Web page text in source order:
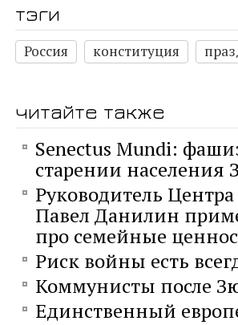
тэги
Россия конституция
читайте также
Senectus Mundi:
старении населения
Руководитель
Павел Данилин
про семейные
Риск войны есть
Коммунисты после
Единственный